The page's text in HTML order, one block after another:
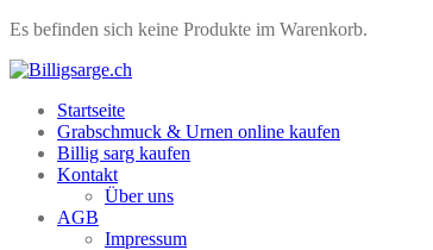
Es befinden sich keine Produkte im Warenkorb.
Startseite
Grabschmuck & Urnen online kaufen
Billig sarg kaufen
Kontakt
Über uns
AGB
Impressum